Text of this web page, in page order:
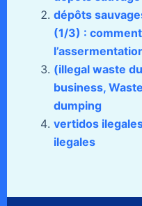
dépôts
(1/3) :
(illegal waste
business,
dumping
vertidos
ilegales